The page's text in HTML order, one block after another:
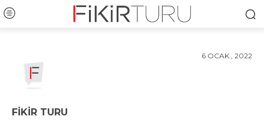
6 OCAK , 2022
FIKIR TURU